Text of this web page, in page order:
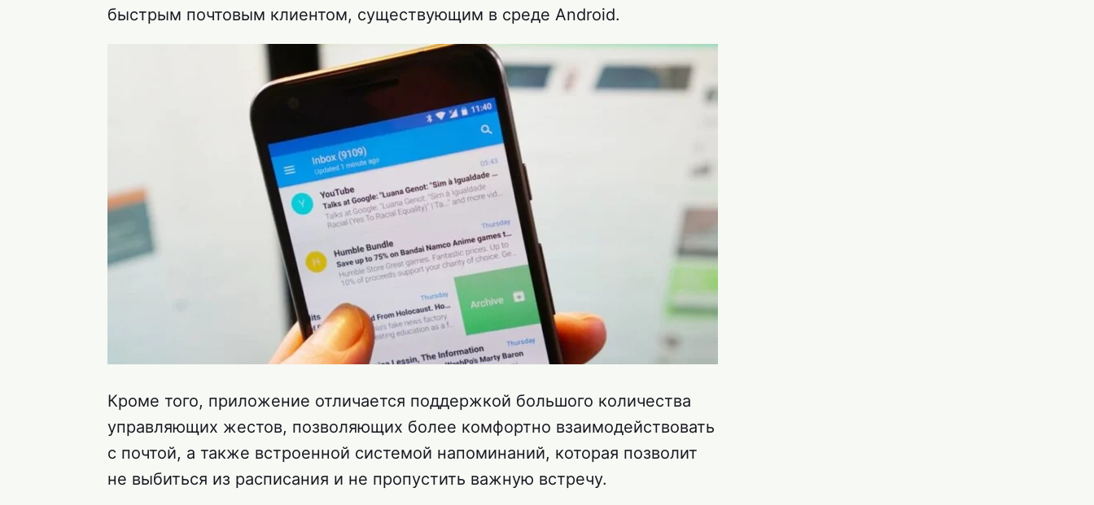
быстрым почтовым клиентом, существующим в среде Android.
Кроме того, приложение отличается поддержкой большого количества
управляющих жестов, позволяющих более комфортно взаимодействовать
с почтой, а также встроенной системой напоминаний, которая позволит
не выбиться из расписания и не пропустить важную встречу.